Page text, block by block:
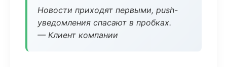
Новости приходят первыми, push-
уведомления спасают в пробках.
— Клиент компании